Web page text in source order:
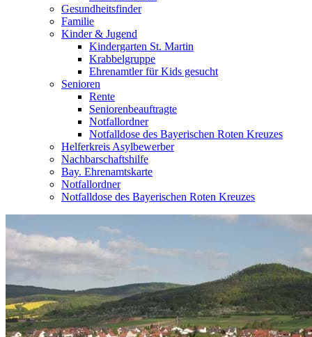
Gesundheitsfinder
Familie
Kinder & Jugend
Kindergarten St. Martin
Krabbelgruppe
Ehrenamtler für Kids gesucht
Senioren
Rente
Seniorenbeauftragte
Notfallordner
Notfalldose des Bayerischen Roten Kreuzes
Helferkreis Asylbewerber
Nachbarschaftshilfe
Bay. Ehrenamtskarte
Notfallordner
Notfalldose des Bayerischen Roten Kreuzes